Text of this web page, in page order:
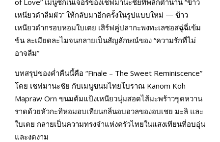
เหนียวดำลืมผัว” ให้กลับมาอีกครั้งในรูปแบบใหม่ — ข้าว
เหนียวดำกรอบหอมใบเตย เสิร์ฟคู่ปลากะพงทะเลซอสฉู่ฉี่เข้ม
ข้น ละเมียดละไมจนกลายเป็นสัญลักษณ์ของ “ความรักที่ไม่
อาจลืม”
บทสรุปของค่ำคืนนี้คือ “Finale – The Sweet Reminiscence”
โดย เชฟมานะชัย กับเมนูขนมไทยโบราณ Kanom Koh
Mapraw Orn ขนมต้มแป้งเหนียวนุ่มสอดไส้มะพร้าวขูดหวาน
ราดด้วยหัวกะทิหอมอบเทียนกลิ่นอบอวลของอบเชย มะลิ และ
ใบเตย กลายเป็นความทรงจำแห่งครัวไทยในแสงเทียนที่อบอุ่น
และงดงาม